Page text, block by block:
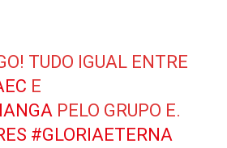
TUDO IGUAL ENTRE
E
PELO GRUPO E.
#GLORIAETERNA